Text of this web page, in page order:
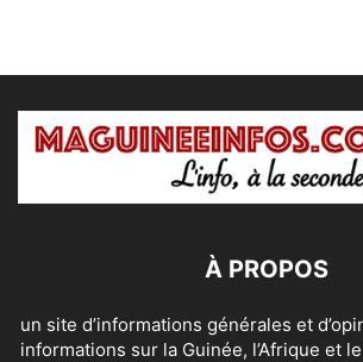
À PROPOS
un site d’informations générales et
informations sur la Guinée, l’Afrique et